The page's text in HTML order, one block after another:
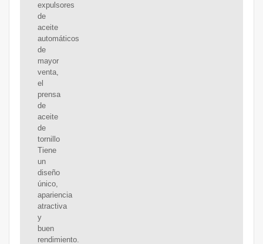
expulsores
de
aceite
automáticos
de
mayor
venta,
el
prensa
de
aceite
de
tornillo
Tiene
un
diseño
único,
apariencia
atractiva
y
buen
rendimiento.